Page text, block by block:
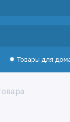
✹ Товары для